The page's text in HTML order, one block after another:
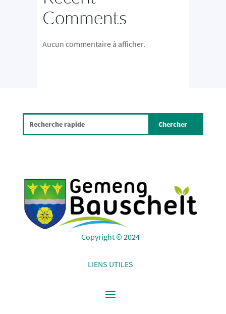
Comments
Aucun commentaire à afficher.
Copyright © 2024
LIENS UTILES